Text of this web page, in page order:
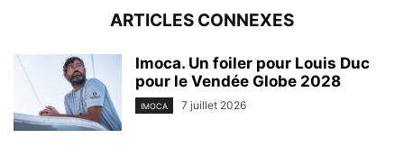
ARTICLES CONNEXES
Imoca. Un foiler pour Louis Duc
pour le Vendée Globe 2028
IMOCA 7 juillet 2026